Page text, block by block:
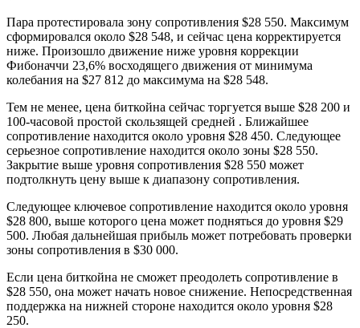
Пара протестировала зону сопротивления $28 550. Максимум
сформировался около $28 548, и сейчас цена корректируется
ниже. Произошло движение ниже уровня коррекции
Фибоначчи 23,6% восходящего движения от минимума
колебания на $27 812 до максимума на $28 548.
Тем не менее, цена биткойна сейчас торгуется выше $28 200 и
100-часовой простой скользящей средней . Ближайшее
сопротивление находится около уровня $28 450. Следующее
серьезное сопротивление находится около зоны $28 550.
Закрытие выше уровня сопротивления $28 550 может
подтолкнуть цену выше к диапазону сопротивления.
Следующее ключевое сопротивление находится около уровня
$28 800, выше которого цена может подняться до уровня $29
500. Любая дальнейшая прибыль может потребовать проверки
зоны сопротивления в $30 000.
Если цена биткойна не сможет преодолеть сопротивление в
$28 550, она может начать новое снижение. Непосредственная
поддержка на нижней стороне находится около уровня $28
250.